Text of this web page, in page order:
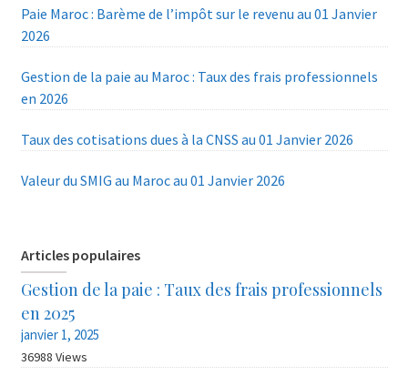
Paie Maroc : Barème de l’impôt sur le revenu au 01 Janvier
2026
Gestion de la paie au Maroc : Taux des frais professionnels
en 2026
Taux des cotisations dues à la CNSS au 01 Janvier 2026
Valeur du SMIG au Maroc au 01 Janvier 2026
Articles populaires
Gestion de la paie : Taux des frais professionnels
en 2025
janvier 1, 2025
36988 Views